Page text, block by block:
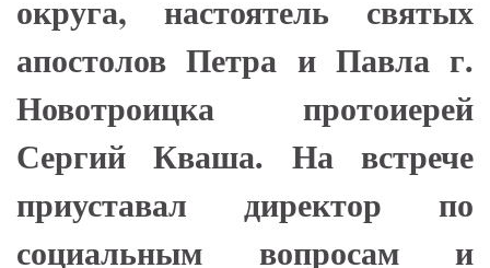
округа, настоятель святых
апостолов Петра и Павла г.
Новотроицка протоиерей
Сергий Кваша. На встрече
приуставал директор по
социальным вопросам и